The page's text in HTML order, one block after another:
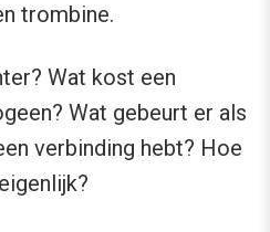
trombine.
Wat kost een
Wat gebeurt er als
verbinding hebt? Hoe